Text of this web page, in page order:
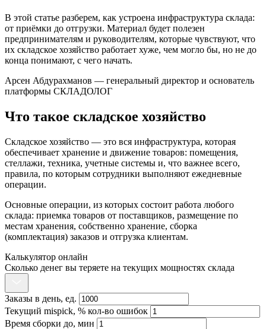
В этой статье разберем, как устроена инфраструктура склада:
от приёмки до отгрузки. Материал будет полезен
предпринимателям и руководителям, которые чувствуют, что
их складское хозяйство работает хуже, чем могло бы, но не до
конца понимают, с чего начать.
Арсен Абдурахманов — генеральный директор и основатель
платформы СКЛАДОЛОГ
Что такое складское хозяйство
Складское хозяйство — это вся инфраструктура, которая
обеспечивает хранение и движение товаров: помещения,
стеллажи, техника, учетные системы и, что важнее всего,
правила, по которым сотрудники выполняют ежедневные
операции.
Основные операции, из которых состоит работа любого
склада: приемка товаров от поставщиков, размещение по
местам хранения, собственно хранение, сборка
(комплектация) заказов и отгрузка клиентам.
Калькулятор онлайн
Сколько денег вы теряете на текущих мощностях склада
Заказы в день, ед.
Текущий mispick, % кол-во ошибок
Время сборки до, мин